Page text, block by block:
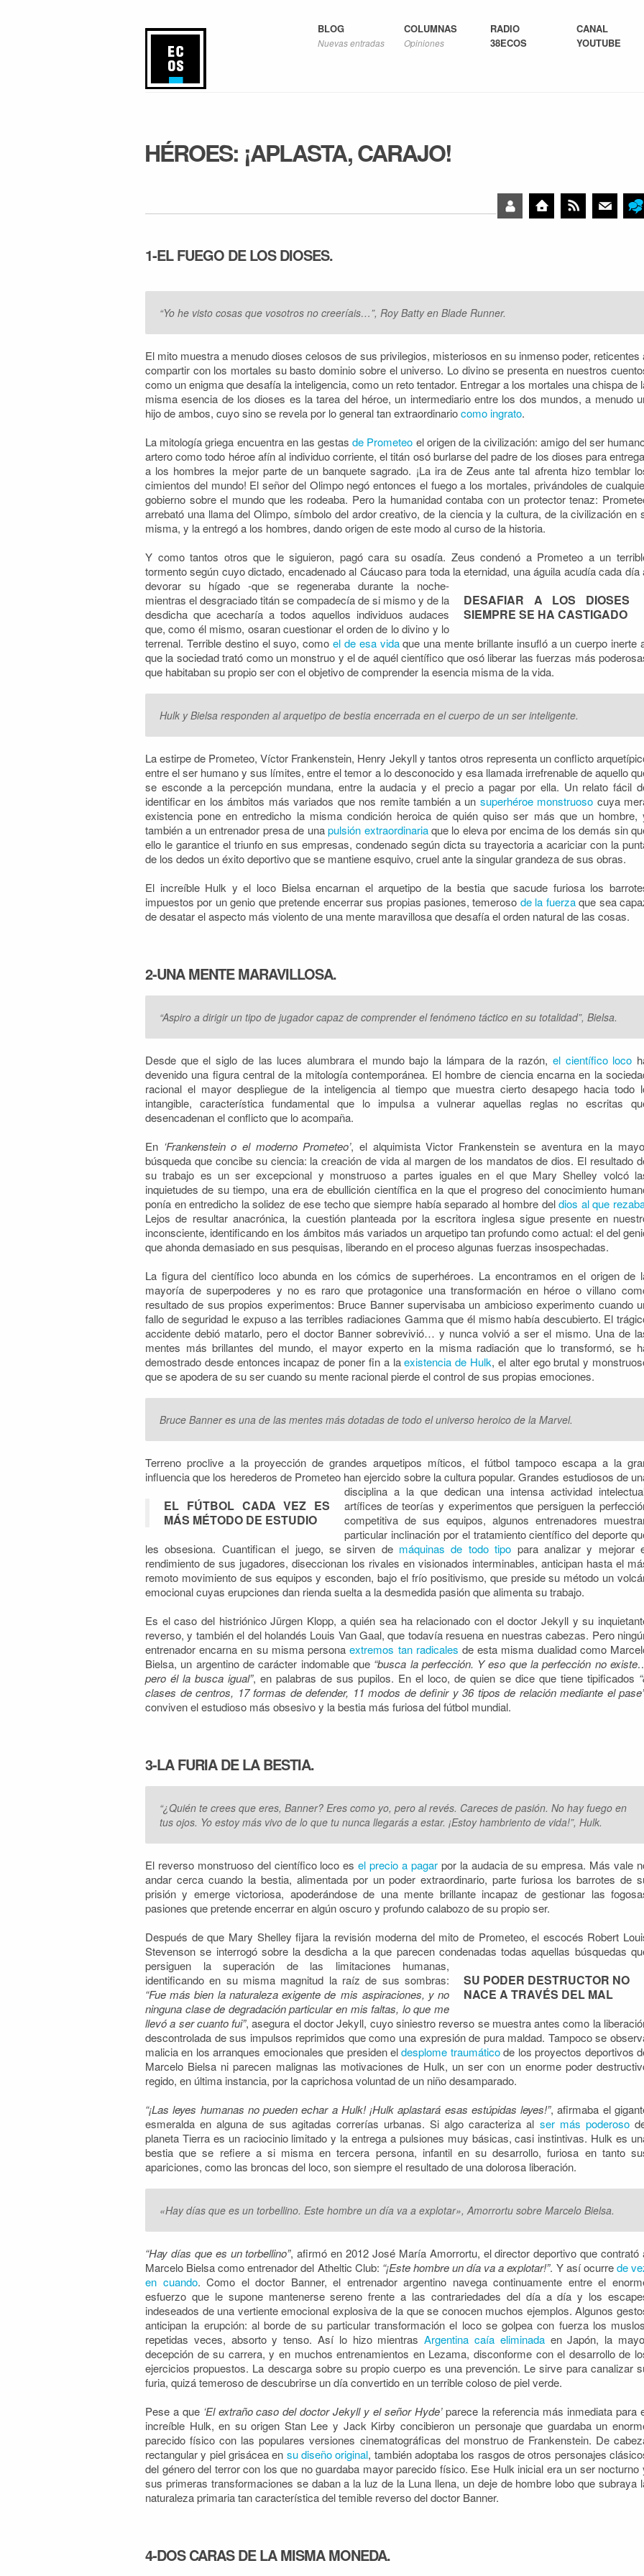
BLOG
Nuevas entradas
COLUMNAS
Opiniones
RADIO
38ECOS
CANAL
YOUTUBE
HÉROES: ¡APLASTA, CARAJO!
1-EL FUEGO DE LOS DIOSES.
“Yo he visto cosas que vosotros no creeríais…”, Roy Batty en Blade Runner.
El mito muestra a menudo dioses celosos de sus privilegios, misteriosos en su inmenso poder, reticentes
compartir con los mortales su basto dominio sobre el universo. Lo divino se presenta en nuestros
como un enigma que desafía la inteligencia, como un reto tentador. Entregar a los mortales una chispa de
misma esencia de los dioses es la tarea del héroe, un intermediario entre los dos mundos, a menudo
hijo de ambos, cuyo sino se revela por lo general tan extraordinariocomo ingrato.
La mitología griega encuentra en las gestasde Prometeo el origen de la civilización: amigo del ser
artero como todo héroe afín al individuo corriente, el titán osó burlarse del padre de los dioses para
a los hombres la mejor parte de un banquete sagrado. ¡La ira de Zeus ante tal afrenta hizo temblar
cimientos del mundo! El señor del Olimpo negó entonces el fuego a los mortales, privándoles de
gobierno sobre el mundo que les rodeaba. Pero la humanidad contaba con un protector tenaz:
arrebató una llama del Olimpo, símbolo del ardor creativo, de la ciencia y la cultura, de la civilización en
misma, y la entregó a los hombres, dando origen de este modo al curso de la historia.
Y como tantos otros que le siguieron, pagó cara su osadía. Zeus condenó a Prometeo a un
tormento según cuyo dictado, encadenado al Cáucaso para toda la eternidad, una águila acudía
DESAFIAR A LOS DIOSES
SIEMPRE SE HA CASTIGADO
cada día
devorar su hígado -que se regeneraba durante la noche-
mientras el desgraciado titán se compadecía de si mismo y de la
desdicha que acecharía a todos aquellos individuos audaces
que, como él mismo, osaran cuestionar el orden de lo divino y lo
terrenal. Terrible destino el suyo, comoel de esa vidaque una mente brillante insufló a un cuerpo inerte
que la sociedad trató como un monstruo y el de aquél científico que osó liberar las fuerzas más
que habitaban su propio ser con el objetivo de comprender la esencia misma de la vida.
Hulk y Bielsa responden al arquetipo de bestia encerrada en el cuerpo de un ser inteligente.
La estirpe de Prometeo, Víctor Frankenstein, Henry Jekyll y tantos otros representa un conflicto
entre el ser humano y sus límites, entre el temor a lo desconocido y esa llamada irrefrenable de aquello
se esconde a la percepción mundana, entre la audacia y el precio a pagar por ella. Un relato fácil
identificar en los ámbitos más variados que nos remite también a un superhéroe monstruoso cuya
existencia pone en entredicho la misma condición heroica de quién quiso ser más que un hombre,
también a un entrenador presa de unapulsión extraordinariaque lo eleva por encima de los demás sin
ello le garantice el triunfo en sus empresas, condenado según dicta su trayectoria a acariciar con la
de los dedos un éxito deportivo que se mantiene esquivo, cruel ante la singular grandeza de sus obras.
El increíble Hulk y el loco Bielsa encarnan el arquetipo de la bestia que sacude furiosa los
impuestos por un genio que pretende encerrar sus propias pasiones, temeroso de la fuerzaque sea
de desatar el aspecto más violento de una mente maravillosa que desafía el orden natural de las cosas.
2-UNA MENTE MARAVILLOSA.
“Aspiro a dirigir un tipo de jugador capaz de comprender el fenómeno táctico en su totalidad”, Bielsa.
Desde que el siglo de las luces alumbrara el mundo bajo la lámpara de la razón, el científico loco
devenido una figura central de la mitología contemporánea. El hombre de ciencia encarna en la
racional el mayor despliegue de la inteligencia al tiempo que muestra cierto desapego hacia todo
intangible, característica fundamental que lo impulsa a vulnerar aquellas reglas no escritas
desencadenan el conflicto que lo acompaña.
En ‘Frankenstein o el moderno Prometeo’, el alquimista Victor Frankenstein se aventura en la
búsqueda que concibe su ciencia: la creación de vida al margen de los mandatos de dios. El resultado
su trabajo es un ser excepcional y monstruoso a partes iguales en el que Mary Shelley volcó
inquietudes de su tiempo, una era de ebullición científica en la que el progreso del conocimiento
ponía en entredicho la solidez de ese techo que siempre había separado al hombre deldios al que
Lejos de resultar anacrónica, la cuestión planteada por la escritora inglesa sigue presente en
inconsciente, identificando en los ámbitos más variados un arquetipo tan profundo como actual: el del
que ahonda demasiado en sus pesquisas, liberando en el proceso algunas fuerzas insospechadas.
La figura del científico loco abunda en los cómics de superhéroes. La encontramos en el origen de
mayoría de superpoderes y no es raro que protagonice una transformación en héroe o villano
resultado de sus propios experimentos: Bruce Banner supervisaba un ambicioso experimento cuando
fallo de seguridad le expuso a las terribles radiaciones Gamma que él mismo había descubierto. El
accidente debió matarlo, pero el doctor Banner sobrevivió… y nunca volvió a ser el mismo. Una de
mentes más brillantes del mundo, el mayor experto en la misma radiación que lo transformó, se
demostrado desde entonces incapaz de poner fin a laexistencia de Hulk, el alter ego brutal y
que se apodera de su ser cuando su mente racional pierde el control de sus propias emociones.
Bruce Banner es una de las mentes más dotadas de todo el universo heroico de la Marvel.
Terreno proclive a la proyección de grandes arquetipos míticos, el fútbol tampoco escapa a la
influencia que los herederos de Prometeo han ejercido sobre la cultura popular. Grandes estudiosos de
disciplina a la que dedican una intensa actividad
EL FÚTBOL CADA VEZ ES
MÁS MÉTODO DE ESTUDIO
artífices de teorías y experimentos que persiguen la
competitiva de sus equipos, algunos entrenadores
particular inclinación por el tratamiento científico del deporte
les obsesiona. Cuantifican el juego, se sirven de máquinas de todo tipo para analizar y mejorar
rendimiento de sus jugadores, diseccionan los rivales en visionados interminables, anticipan hasta el
remoto movimiento de sus equipos y esconden, bajo el frío positivismo, que preside su método un
emocional cuyas erupciones dan rienda suelta a la desmedida pasión que alimenta su trabajo.
Es el caso del histriónico Jürgen Klopp, a quién sea ha relacionado con el doctor Jekyll y su
reverso, y también el del holandés Louis Van Gaal, que todavía resuena en nuestras cabezas. Pero
entrenador encarna en su misma personaextremos tan radicales de esta misma dualidad como
Bielsa, un argentino de carácter indomable que “busca la perfección. Y eso que la perfección no
pero él la busca igual”, en palabras de sus pupilos. En el loco, de quien se dice que tiene tipificados
clases de centros, 17 formas de defender, 11 modos de definir y 36 tipos de relación mediante el
conviven el estudioso más obsesivo y la bestia más furiosa del fútbol mundial.
3-LA FURIA DE LA BESTIA.
“¿Quién te crees que eres, Banner? Eres como yo, pero al revés. Careces de pasión. No hay fuego en
tus ojos. Yo estoy más vivo de lo que tu nunca llegarás a estar. ¡Estoy hambriento de vida!”, Hulk.
El reverso monstruoso del científico loco esel precio a pagarpor la audacia de su empresa. Más vale
andar cerca cuando la bestia, alimentada por un poder extraordinario, parte furiosa los barrotes de
prisión y emerge victoriosa, apoderándose de una mente brillante incapaz de gestionar las
pasiones que pretende encerrar en algún oscuro y profundo calabozo de su propio ser.
Después de que Mary Shelley fijara la revisión moderna del mito de Prometeo, el escocés Robert
Stevenson se interrogó sobre la desdicha a la que parecen condenadas todas
SU PODER DESTRUCTOR NO
NACE A TRAVÉS DEL MAL
aquellas búsquedas
persiguen la superación de las limitaciones humanas,
identificando en su misma magnitud la raíz de sus sombras:
“Fue más bien la naturaleza exigente de mis aspiraciones, y no
ninguna clase de degradación particular en mis faltas, lo que me
llevó a ser cuanto fui”, asegura el doctor Jekyll, cuyo siniestro reverso se muestra antes como la
descontrolada de sus impulsos reprimidos que como una expresión de pura maldad. Tampoco se
malicia en los arranques emocionales que presiden eldesplome traumáticode los proyectos deportivos
Marcelo Bielsa ni parecen malignas las motivaciones de Hulk, un ser con un enorme poder
regido, en última instancia, por la caprichosa voluntad de un niño desamparado.
“¡Las leyes humanas no pueden echar a Hulk! ¡Hulk aplastará esas estúpidas leyes!”, afirmaba el
esmeralda en alguna de sus agitadas correrías urbanas. Si algo caracteriza al ser más poderoso
planeta Tierra es un raciocinio limitado y la entrega a pulsiones muy básicas, casi instintivas. Hulk es
bestia que se refiere a si misma en tercera persona, infantil en su desarrollo, furiosa en tanto
apariciones, como las broncas del loco, son siempre el resultado de una dolorosa liberación.
«Hay días que es un torbellino. Este hombre un día va a explotar», Amorrortu sobre Marcelo Bielsa.
“Hay días que es un torbellino”, afirmó en 2012 José María Amorrortu, el director deportivo que contrató
Marcelo Bielsa como entrenador del Atheltic Club: “¡Este hombre un día va a explotar!”. Y así ocurrede
en cuando. Como el doctor Banner, el entrenador argentino navega continuamente entre el
esfuerzo que le supone mantenerse sereno frente a las contrariedades del día a día y los
indeseados de una vertiente emocional explosiva de la que se conocen muchos ejemplos. Algunos
anticipan la erupción: al borde de su particular transformación el loco se golpea con fuerza los
repetidas veces, absorto y tenso. Así lo hizo mientrasArgentina caía eliminadaen Japón, la
decepción de su carrera, y en muchos entrenamientos en Lezama, disconforme con el desarrollo de
ejercicios propuestos. La descarga sobre su propio cuerpo es una prevención. Le sirve para canalizar
furia, quizá temeroso de descubrirse un día convertido en un terrible coloso de piel verde.
Pese a que ‘El extraño caso del doctor Jekyll y el señor Hyde’parece la referencia más inmediata para
increíble Hulk, en su origen Stan Lee y Jack Kirby concibieron un personaje que guardaba un
parecido físico con las populares versiones cinematográficas del monstruo de Frankenstein. De
rectangular y piel grisácea en su diseño original, también adoptaba los rasgos de otros personajes
del género del terror con los que no guardaba mayor parecido físico. Ese Hulk inicial era un ser nocturno
sus primeras transformaciones se daban a la luz de la Luna llena, un deje de hombre lobo que subraya
naturaleza primaria tan característica del temible reverso del doctor Banner.
4-DOS CARAS DE LA MISMA MONEDA.